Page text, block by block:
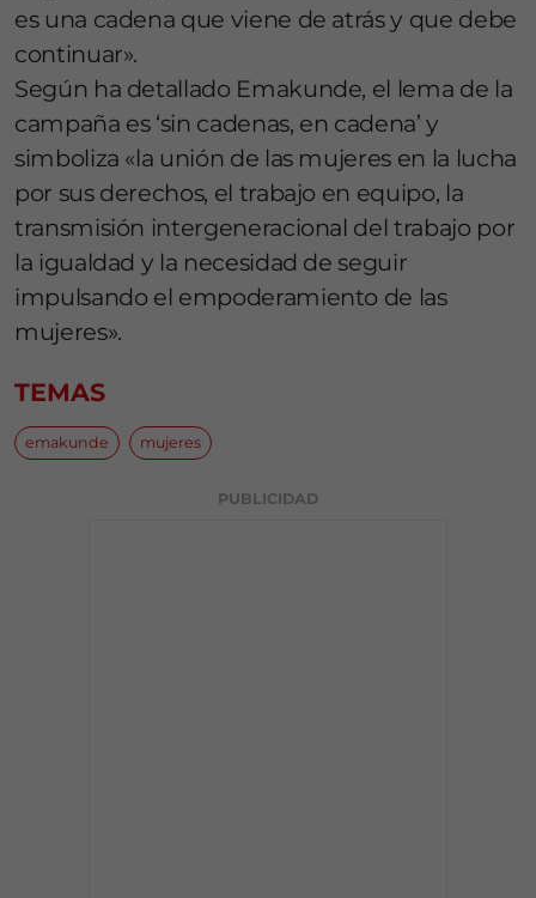
es una cadena que viene de atrás y que debe
continuar».
Según ha detallado Emakunde, el lema de la
campaña es ‘sin cadenas, en cadena’ y
simboliza «la unión de las mujeres en la lucha
por sus derechos, el trabajo en equipo, la
transmisión intergeneracional del trabajo por
la igualdad y la necesidad de seguir
impulsando el empoderamiento de las
mujeres».
TEMAS
emakunde mujeres
PUBLICIDAD